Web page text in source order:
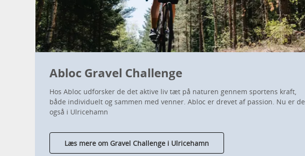
Abloc Gravel Challenge
Hos Abloc udforsker de det aktive liv tæt på naturen gennem sportens kraft,
både individuelt og sammen med venner. Abloc er drevet af passion. Nu er de
også i Ulricehamn
Læs mere om Gravel Challenge i Ulricehamn